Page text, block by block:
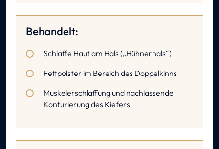
Behandelt:
Schlaffe Haut am Hals („Hühnerhals“)
Fettpolster im Bereich des Doppelkinns
Muskelerschlaffung und nachlassende
Konturierung des Kiefers